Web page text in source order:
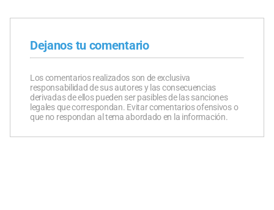
Dejanos tu comentario
Los comentarios realizados son de exclusiva
responsabilidad de sus autores y las consecuencias
derivadas de ellos pueden ser pasibles de las sanciones
legales que correspondan. Evitar comentarios ofensivos o
que no respondan al tema abordado en la información.